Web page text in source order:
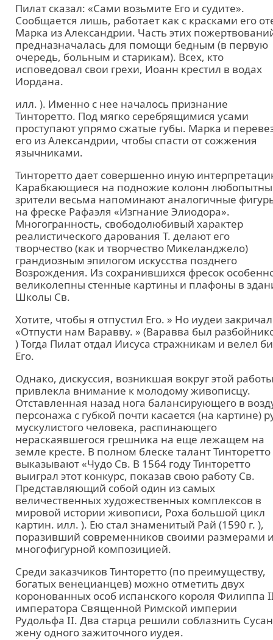
Пилат сказал: «Сами возьмите Его и судите».
Сообщается лишь, работает как с красками его
Марка из Александрии. Часть этих
предназначалась для помощи бедным (в первую
очередь, больным и старикам). Всех, кто
исповедовал свои грехи, Иоанн крестил в водах
Иордана.
илл. ). Именно с нее началось признание
Тинторетто. Под мягко серебрящимися усами
проступают упрямо сжатые губы. Марка и
его из Александрии, чтобы спасти от сожжения
язычниками.
Тинторетто дает совершенно иную
Карабкающиеся на подножие колонн
зрители весьма напоминают аналогичные
на фреске Рафаэля «Изгнание Элиодора».
Многогранность, свободолюбивый характер
реалистического дарования Т. делают его
творчество (как и творчество Микеланджело)
грандиозным эпилогом искусства позднего
Возрождения. Из сохранившихся фресок
великолепны стенные картины и плафоны в
Школы Св.
Хотите, чтобы я отпустил Его. » Но иудеи
«Отпусти нам Варавву. » (Варавва был
) Тогда Пилат отдал Иисуса стражникам и велел
Его.
Однако, дискуссия, возникшая вокруг этой
привлекла внимание к молодому живописцу.
Отставленная назад нога балансирующего в
персонажа с губкой почти касается (на картине)
мускулистого человека, распинающего
нераскаявшегося грешника на еще лежащем на
земле кресте. В полном блеске талант Тинторетто
выказывают «Чудо Св. В 1564 году Тинторетто
выиграл этот конкурс, показав свою работу Св.
Представляющий собой один из самых
величественных художественных комплексов в
мировой истории живописи, Роха большой цикл
картин. илл. ). Ею стал знаменитый Рай (1590 г. ),
поразивший современников своими размерами
многофигурной композицией.
Среди заказчиков Тинторетто (по преимуществу,
богатых венецианцев) можно отметить двух
коронованных особ испанского короля Филиппа
императора Священной Римской империи
Рудольфа II. Два старца решили соблазнить
жену одного зажиточного иудея.